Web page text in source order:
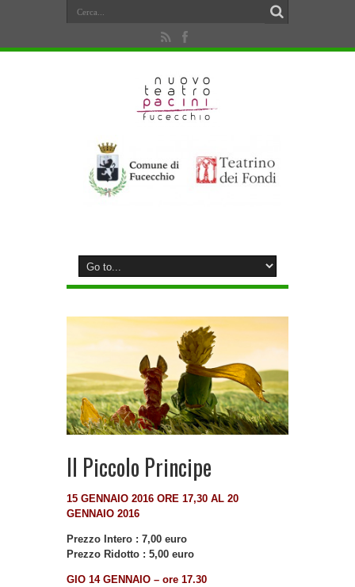
Il Piccolo Principe
15 GENNAIO 2016 ORE 17,30 AL 20
GENNAIO 2016
Prezzo Intero : 7,00 euro
Prezzo Ridotto : 5,00 euro
GIO 14 GENNAIO – ore 17.30